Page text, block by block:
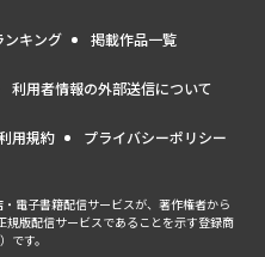
ンキング 掲載作品一覧
利用者情報の外部送信について
用規約 プライバシーポリシー
電子書籍配信サービスが、著作権者から
規版配信サービスであることを示す登録商
です。